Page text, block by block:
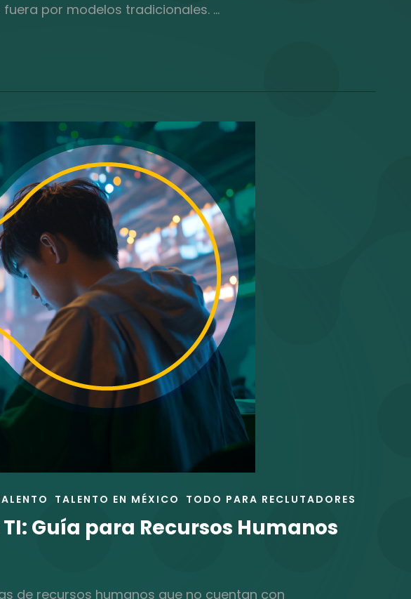
por modelos tradicionales. …
TALENTO EN MÉXICO TODO PARA RECLUTADORES
Guía para Recursos Humanos
de recursos humanos que no cuentan con